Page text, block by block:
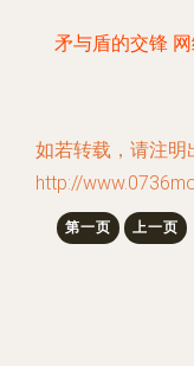
矛与盾的交锋
如若转载，请注明
http://
第一页 上一页